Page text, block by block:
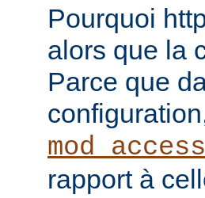
Pourquoi
alors que la
Parce que
rapport à